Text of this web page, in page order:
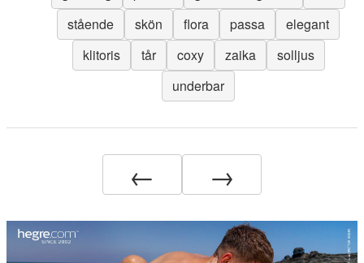
stående
skön flora passa
elegant
klitoris
tår coxy zaika
solljus
underbar
← →